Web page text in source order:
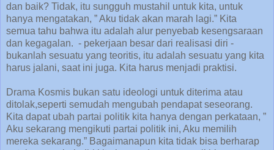
dan baik? Tidak, itu sungguh mustahil untuk kita, untuk
hanya mengatakan, ” Aku tidak akan marah lagi.” Kita
semua tahu bahwa itu adalah alur penyebab kesengsaraan
dan kegagalan. - pekerjaan besar dari realisasi diri -
bukanlah sesuatu yang teoritis, itu adalah sesuatu yang kita
harus jalani, saat ini juga. Kita harus menjadi praktisi.
Drama Kosmis bukan satu ideologi untuk diterima atau
ditolak,seperti semudah mengubah pendapat seseorang.
Kita dapat ubah partai politik kita hanya dengan perkataan, ”
Aku sekarang mengikuti partai politik ini, Aku memilih
mereka sekarang.” Bagaimanapun kita tidak bisa berharap